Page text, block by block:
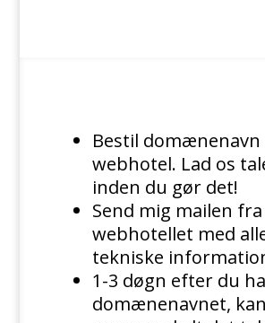
Bestil domænenavn
webhotel. Lad os
inden du gør det!
Send mig mailen fra
webhotellet med
tekniske
1-3 døgn efter du
domænenavnet,